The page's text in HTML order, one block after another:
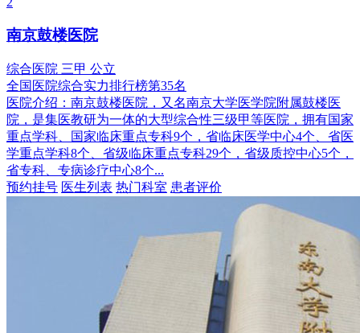
南京鼓楼医院
综合医院 三甲 公立
全国医院综合实力排行榜第35名
医院介绍： 南京鼓楼医院，又名南京大学医学院附属鼓楼医
院，是集医教研为一体的大型综合性三级甲等医院，拥有国家
重点学科、国家临床重点专科9个，省临床医学中心4个、省医
学重点学科8个、省级临床重点专科29个，省级质控中心5个，
省专科、专病诊疗中心8个...
预约挂号 医生列表 热门科室 患者评价